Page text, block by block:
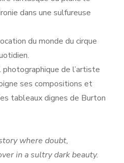
dans une sulfureuse
du monde du cirque
de l’artiste
ses compositions et
tableaux dignes de Burton
where doubt,
in a sultry dark beauty.